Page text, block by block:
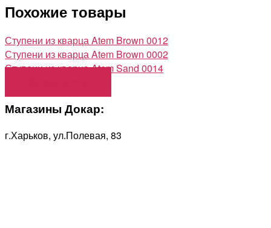
Похожие товары
Ступени из кварца Atem Brown 0012
Ступени из кварца Atem Brown 0002
Ступени из кварца Atem Sand 0014
Магазины Докар:
г.Харьков, ул.Полевая, 83